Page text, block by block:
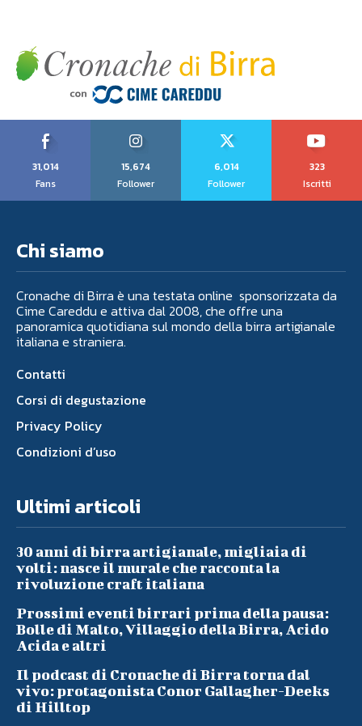
31,014
Fans
15,674
Follower
6,014
Follower
323
Iscritti
Chi siamo
Cronache di Birra è una testata online sponsorizzata da
Cime Careddu e attiva dal 2008, che offre una
panoramica quotidiana sul mondo della birra artigianale
italiana e straniera.
Contatti
Corsi di degustazione
Privacy Policy
Condizioni d’uso
Ultimi articoli
30 anni di birra artigianale, migliaia di
volti: nasce il murale che racconta la
rivoluzione craft italiana
Prossimi eventi birrari prima della pausa:
Bolle di Malto, Villaggio della Birra, Acido
Acida e altri
Il podcast di Cronache di Birra torna dal
vivo: protagonista Conor Gallagher-Deeks
di Hilltop